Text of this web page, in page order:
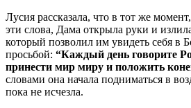
Лусия рассказала, что в тот же
эти слова, Дама открыла руки и
который позволил им увидеть себя в
просьбой: “Каждый день говорите
принести мир миру и положить
словами она начала подниматься в
пока не исчезла.